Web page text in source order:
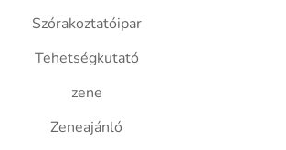
Szórakoztatóipar
Tehetségkutató
zene
Zeneajánló